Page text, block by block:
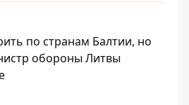
по странам Балтии, но
обороны Литвы